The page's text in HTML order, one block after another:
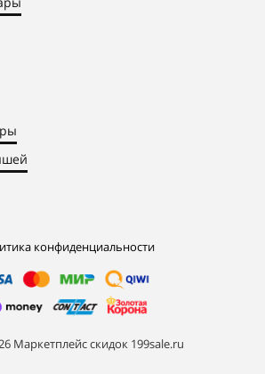
конфиденциальности
Маркетплейс скидок 199sale.ru